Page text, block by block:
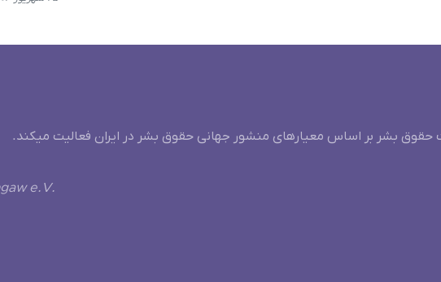
حقوق بشر بر اساس معیارهای منشور جهانی حقوق بشر در ایران فعالیت میکند.
e.V.